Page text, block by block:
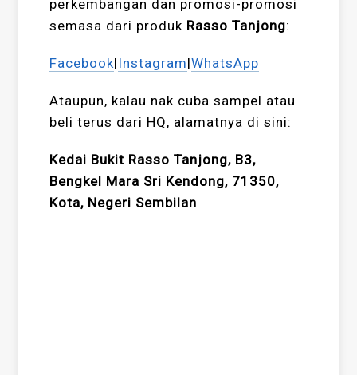
perkembangan dan promosi-promosi
semasa dari produk Rasso Tanjong:
Facebook| Instagram|WhatsApp
Ataupun, kalau nak cuba sampel atau
beli terus dari HQ, alamatnya di sini:
Kedai Bukit Rasso Tanjong, B3,
Bengkel Mara Sri Kendong, 71350,
Kota, Negeri Sembilan